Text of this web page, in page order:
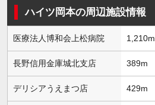
ハイツ岡本の周辺施設情報
医療法人博和会上松病院 1,210m
長野信用金庫城北支店 389m
デリシアうえまつ店 429m